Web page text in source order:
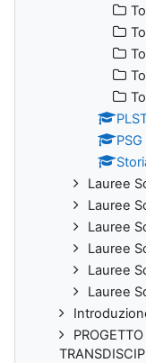
PSG
Lauree
Lauree
Lauree
Lauree
Lauree
Lauree